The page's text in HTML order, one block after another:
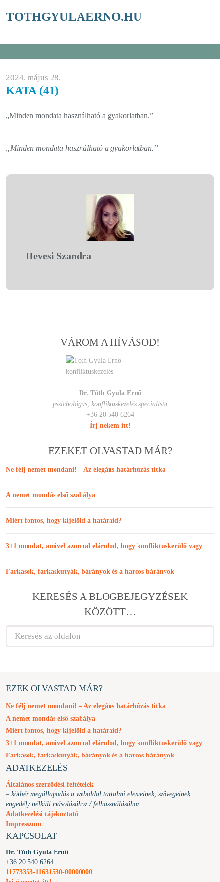
TOTHGYULAERNO.HU
2024. május 28.
KATA (41)
„Minden mondata használható a gyakorlatban.”
„Minden mondata használható a gyakorlatban.”
Hevesi Szandra
VÁROM A HÍVÁSOD!
Dr. Tóth Gyula Ernő
pszichológus, konfliktuskezelés specialista
+36 20 540 6264
Írj nekem itt!
EZEKET OLVASTAD MÁR?
Ne félj nemet mondani! – Az elegáns határhúzás titka
A nemet mondás első szabálya
Miért fontos, hogy kijelöld a határaid?
3+1 mondat, amivel azonnal elárulod, hogy konfliktuskerülő vagy
Farkasok, farkaskutyák, bárányok és a harcos bárányok
KERESÉS A BLOGBEJEGYZÉSEK
KÖZÖTT…
EZEK OLVASTAD MÁR?
Ne félj nemet mondani! – Az elegáns határhúzás titka
A nemet mondás első szabálya
Miért fontos, hogy kijelöld a határaid?
3+1 mondat, amivel azonnal elárulod, hogy konfliktuskerülő vagy
Farkasok, farkaskutyák, bárányok és a harcos bárányok
ADATKEZELÉS
Általános szerződési feltételek
– kötbér megállapodás a weboldal tartalmi elemeinek, szövegeinek
engedély nélküli másolásához / felhasználásához
Adatkezelési tájékoztató
Impresszum
KAPCSOLAT
Dr. Tóth Gyula Ernő
+36 20 540 6264
11773353-11631530-00000000